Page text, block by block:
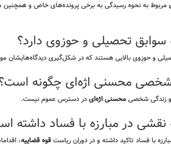
مربوط به نحوه رسیدگی به برخی پرونده‌های خاص و
تحصیلی و حوزوی دارد؟
و حوزوی بالایی هستند که در شکل‌گیری دیدگاه‌هایشان
شخصی محسنی اژه‌ای چگونه
و زندگی شخصیمحسنی اژه‌ایدر دسترس عموم نیست.
در مبارزه با فساد داشته
با فساد تاکید داشته و در دوران ریاستقوه قضاییه،